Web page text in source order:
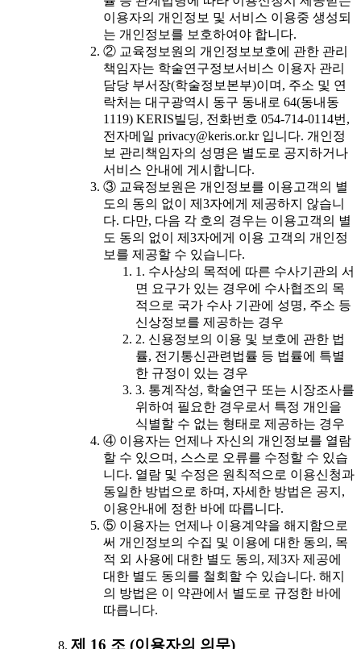
이용자의 개인정보 및 서비스 이용중 생성되
는 개인정보를 보호하여야 합니다.
② 교육정보원의 개인정보보호에 관한 관리
책임자는 학술연구정보서비스 이용자 관리
담당 부서장(학술정보본부)이며, 주소 및 연
락처는 대구광역시 동구 동내로 64(동내동
1119) KERIS빌딩, 전화번호 054-714-0114번,
전자메일 privacy@keris.or.kr 입니다. 개인정
보 관리책임자의 성명은 별도로 공지하거나
서비스 안내에 게시합니다.
③ 교육정보원은 개인정보를 이용고객의 별
도의 동의 없이 제3자에게 제공하지 않습니
다. 다만, 다음 각 호의 경우는 이용고객의 별
도 동의 없이 제3자에게 이용 고객의 개인정
보를 제공할 수 있습니다.
1. 수사상의 목적에 따른 수사기관의 서
면 요구가 있는 경우에 수사협조의 목
적으로 국가 수사 기관에 성명, 주소 등
신상정보를 제공하는 경우
2. 신용정보의 이용 및 보호에 관한 법
률, 전기통신관련법률 등 법률에 특별
한 규정이 있는 경우
3. 통계작성, 학술연구 또는 시장조사를
위하여 필요한 경우로서 특정 개인을
식별할 수 없는 형태로 제공하는 경우
④ 이용자는 언제나 자신의 개인정보를 열람
할 수 있으며, 스스로 오류를 수정할 수 있습
니다. 열람 및 수정은 원칙적으로 이용신청과
동일한 방법으로 하며, 자세한 방법은 공지,
이용안내에 정한 바에 따릅니다.
⑤ 이용자는 언제나 이용계약을 해지함으로
써 개인정보의 수집 및 이용에 대한 동의, 목
적 외 사용에 대한 별도 동의, 제3자 제공에
대한 별도 동의를 철회할 수 있습니다. 해지
의 방법은 이 약관에서 별도로 규정한 바에
따릅니다.
제 16 조 (이용자의 의무)